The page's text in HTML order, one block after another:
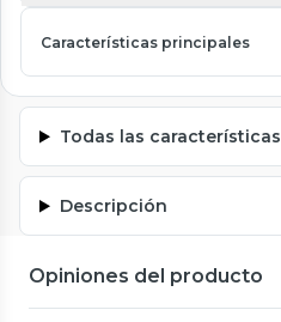
Características principales
Todas las características
Descripción
Opiniones del producto